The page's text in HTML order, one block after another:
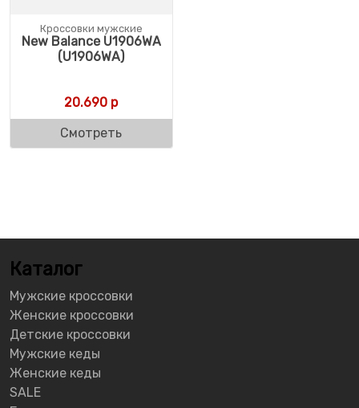
Кроссовки мужские
New Balance U1906WA
(U1906WA)
20.690 р
Смотреть
Каталог
Мужские кроссовки
Женские кроссовки
Детские кроссовки
Мужские кеды
Женские кеды
SALE